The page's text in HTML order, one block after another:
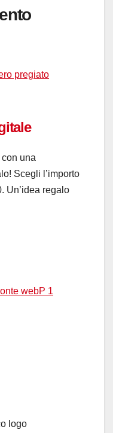
una
Scegli l’importo
Un’idea regalo